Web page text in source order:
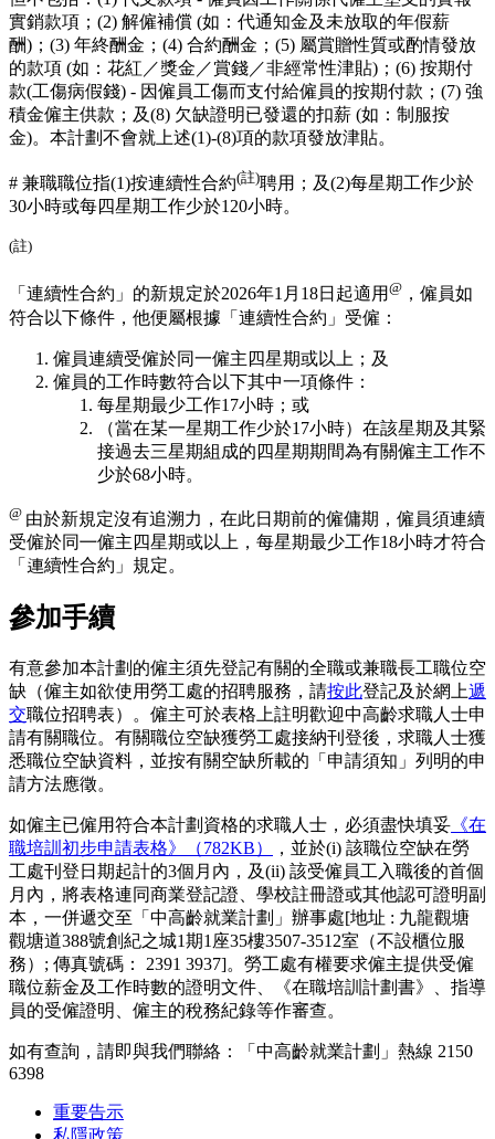
實銷款項；(2) 解僱補償 (如：代通知金及未放取的年假薪
酬)；(3) 年終酬金；(4) 合約酬金；(5) 屬賞贈性質或酌情發放
的款項 (如：花紅／獎金／賞錢／非經常性津貼)；(6) 按期付
款(工傷病假錢) - 因僱員工傷而支付給僱員的按期付款；(7) 強
積金僱主供款；及(8) 欠缺證明已發還的扣薪 (如：制服按
金)。本計劃不會就上述(1)-(8)項的款項發放津貼。
# 兼職職位指(1)按連續性合約(註)聘用； 及(2)每星期工作少於
30小時或每四星期工作少於120小時。
(註)
「連續性合約」的新規定於2026年1月18日起適用 @ ，僱員如
符合以下條件，他便屬根據「連續性合約」受僱：
僱員連續受僱於同一僱主四星期或以上；及
僱員的工作時數符合以下其中一項條件：
每星期最少工作17小時；或
（當在某一星期工作少於17小時）在該星期及其緊
接過去三星期組成的四星期期間為有關僱主工作不
少於68小時。
@ 由於新規定沒有追溯力，在此日期前的僱傭期，僱員須連續
受僱於同㇐僱主四星期或以上，每星期最少工作18小時才符合
「連續性合約」規定。
參加手續
有意參加本計劃的僱主須先登記有關的全職或兼職長工職位空
缺（僱主如欲使用勞工處的招聘服務，請按此登記及於網上遞
交職位招聘表）。僱主可於表格上註明歡迎中高齡求職人士申
請有關職位。有關職位空缺獲勞工處接納刊登後，求職人士獲
悉職位空缺資料，並按有關空缺所載的「申請須知」列明的申
請方法應徵。
如僱主已僱用符合本計劃資格的求職人士，必須盡快填妥 《在
職培訓初步申請表格》（782KB）
，並於(i) 該職位空缺在勞
工處刊登日期起計的3個月內，及(ii) 該受僱員工入職後的首個
月內，將表格連同商業登記證、學校註冊證或其他認可證明副
本，一併遞交至「中高齡就業計劃」辦事處[地址 : 九龍觀塘
觀塘道388號創紀之城1期1座35樓3507-3512室（不設櫃位服
務）; 傳真號碼： 2391 3937]。勞工處有權要求僱主提供受僱
職位薪金及工作時數的證明文件、《在職培訓計劃書》、指導
員的受僱證明、僱主的稅務紀錄等作審查。
如有查詢，請即與我們聯絡：「中高齡就業計劃」熱線 2150
6398
重要告示
私隱政策